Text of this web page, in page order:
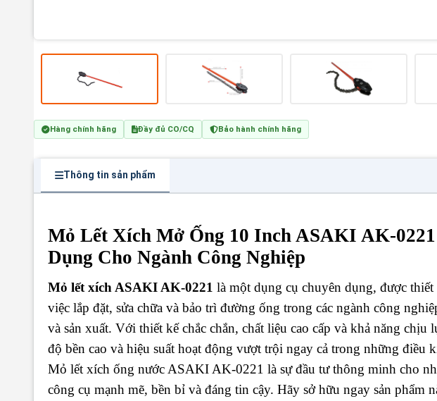
Hàng chính hãng Đầy đủ CO/CQ Bảo hành chính hãng
Thông tin sản phẩm
Mỏ Lết Xích Mở Ống 10 Inch ASAKI AK-
Dụng Cho Ngành Công Nghiệp
Mỏ lết xích ASAKI AK-0221 là một dụng cụ chuyên dụng, được
việc lắp đặt, sửa chữa và bảo trì đường ống trong các ngành công
và sản xuất. Với thiết kế chắc chắn, chất liệu cao cấp và khả năng chịu
độ bền cao và hiệu suất hoạt động vượt trội ngay cả trong những điều
Mỏ lết xích ống nước ASAKI AK-0221 là sự đầu tư thông minh cho
công cụ mạnh mẽ, bền bỉ và đáng tin cậy. Hãy sở hữu ngay sản phẩm